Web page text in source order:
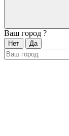
Ваш город ?
Нет Да